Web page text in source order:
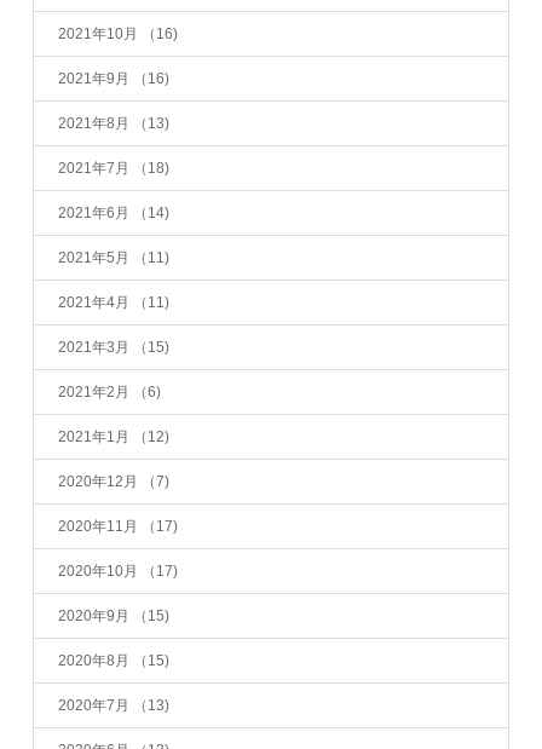
2021年10月 （16)
2021年9月 （16)
2021年8月 （13)
2021年7月 （18)
2021年6月 （14)
2021年5月 （11)
2021年4月 （11)
2021年3月 （15)
2021年2月 （6)
2021年1月 （12)
2020年12月 （7)
2020年11月 （17)
2020年10月 （17)
2020年9月 （15)
2020年8月 （15)
2020年7月 （13)